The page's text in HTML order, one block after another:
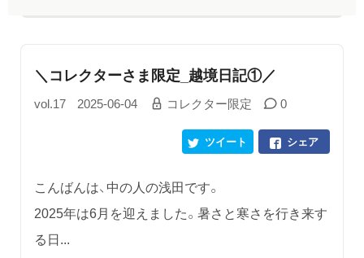
＼コレクターさま限定_越境日記①／
vol.17 2025-06-04 コレクター限定 0
シェア
ツイート
こんばんは、中の人の浅田です。
2025年は6月を迎えました。暑さと寒さを行き来す
る日...